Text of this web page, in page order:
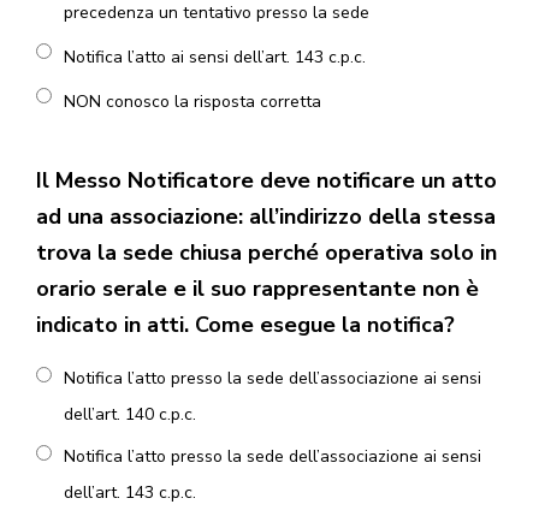
precedenza un tentativo presso la sede
Notifica l’atto ai sensi dell’art. 143 c.p.c.
NON conosco la risposta corretta
Il Messo Notificatore deve notificare un atto
ad una associazione: all’indirizzo della stessa
trova la sede chiusa perché operativa solo in
orario serale e il suo rappresentante non è
indicato in atti. Come esegue la notifica?
Notifica l’atto presso la sede dell’associazione ai sensi
dell’art. 140 c.p.c.
Notifica l’atto presso la sede dell’associazione ai sensi
dell’art. 143 c.p.c.